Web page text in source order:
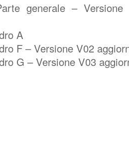
generale –
A
F – Versione V02
G – Versione V03